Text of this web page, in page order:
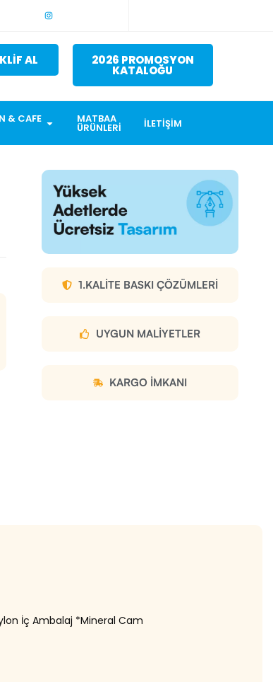
AL 2026 PROMOSYON
KATALOĞU
& CAFE MATBAA
ÜRÜNLERI İLETIŞIM
1.KALITE BASKI ÇÖZÜMLERI
UYGUN MALIYETLER
KARGO IMKANI
İç Ambalaj *Mineral Cam